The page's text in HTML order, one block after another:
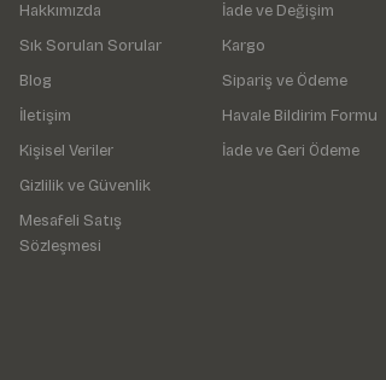
Hakkımızda
Sık Sorulan Sorular
Blog
İletişim
Kişisel Veriler
Gizlilik ve Güvenlik
Mesafeli Satış
Sözleşmesi
İade ve Değişim
Kargo
Sipariş ve Ödeme
Havale Bildirim Formu
İade ve Geri Ödeme